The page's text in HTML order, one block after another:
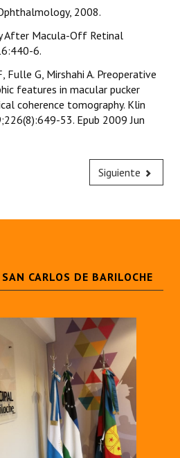
2008.
After Macula-Off Retinal
6.
Fulle G, Mirshahi A. Preoperative
features in macular pucker
coherence tomography. Klin
53. Epub 2009 Jun
Siguiente
CARLOS DE BARILOCHE